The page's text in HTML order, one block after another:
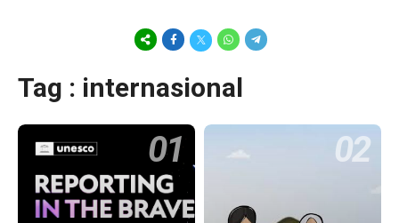
Tag : internasional